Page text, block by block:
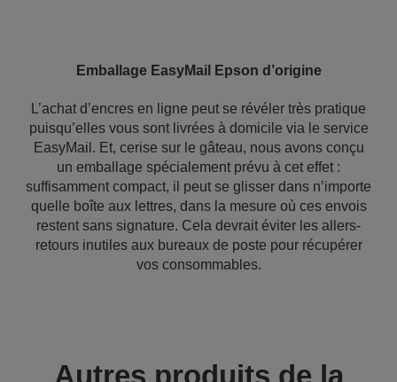
Emballage EasyMail Epson d’origine
L’achat d’encres en ligne peut se révéler très pratique
puisqu’elles vous sont livrées à domicile via le service
EasyMail. Et, cerise sur le gâteau, nous avons conçu
un emballage spécialement prévu à cet effet :
suffisamment compact, il peut se glisser dans n’importe
quelle boîte aux lettres, dans la mesure où ces envois
restent sans signature. Cela devrait éviter les allers-
retours inutiles aux bureaux de poste pour récupérer
vos consommables.
Autres produits de la